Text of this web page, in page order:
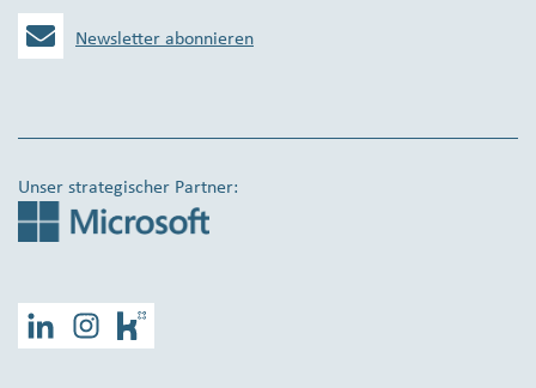
Newsletter abonnieren
Unser strategischer Partner:
LinkedInInstagramKununu